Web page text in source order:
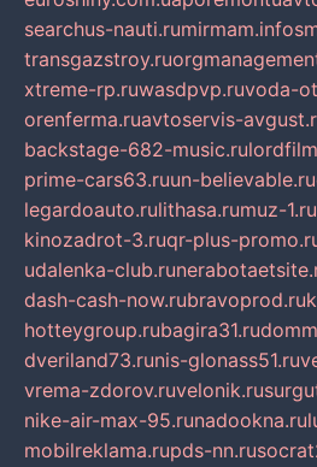
searchus-nauti.rumirmam.info
transgazstroy.ru
xtreme-rp.ruwasdpvp.ruvoda-
orenferma.ruavtoservis-
backstage-682-music.ru
prime-cars63.ruun-believable.ru
legardoauto.rulithasa.rumuz-1.ru
kinozadrot-3.ruqr-plus-
udalenka-club.ru
dash-cash-now.rubravoprod.ru
hotteygroup.rubagira31.ru
dveriland73.runis-glonass51.ru
vrema-zdorov.ruvelonik.ru
nike-air-max-95.runadookna.ru
mobilreklama.rupds-nn.ru